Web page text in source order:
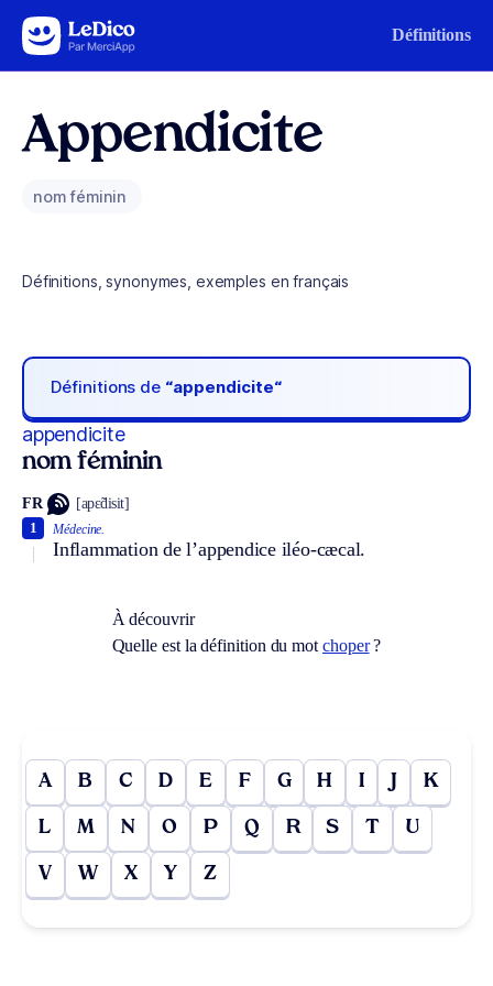
Aller au contenu Définitions
Appendicite
nom féminin
Définitions, synonymes, exemples en français
Définitions de “appendicite“
appendicite
nom féminin
FR [apɛ̃disit]
Médecine.
Inflammation de l’appendice iléo-cæcal.
1
À découvrir
Quelle est la définition du motchoper?
A B C D E F G H I J K
L M N O P Q R S T U
V W X Y Z